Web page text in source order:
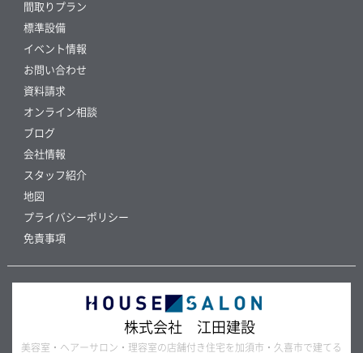
間取りプラン
標準設備
イベント情報
お問い合わせ
資料請求
オンライン相談
ブログ
会社情報
スタッフ紹介
地図
プライバシーポリシー
免責事項
株式会社 江田建設
美容室・ヘアーサロン・理容室の店舗付き住宅を加須市・久喜市で建てる